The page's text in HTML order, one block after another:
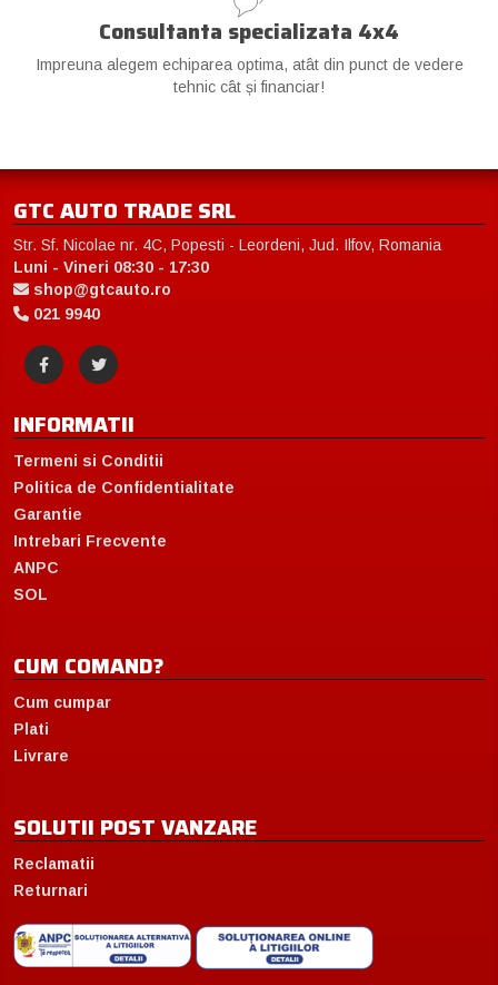
Consultanta specializata 4x4
Impreuna alegem echiparea optima, atât din punct de vedere
tehnic cât și financiar!
GTC AUTO TRADE SRL
Str. Sf. Nicolae nr. 4C, Popesti - Leordeni, Jud. Ilfov, Romania
Luni - Vineri 08:30 - 17:30
shop@gtcauto.ro
021 9940
INFORMATII
Termeni si Conditii
Politica de Confidentialitate
Garantie
Intrebari Frecvente
ANPC
SOL
CUM COMAND?
Cum cumpar
Plati
Livrare
SOLUTII POST VANZARE
Reclamatii
Returnari